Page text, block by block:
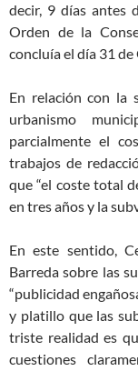
decir, 9 días antes
Orden de la
concluía el día 31
En relación con la
urbanismo
parcialmente el
trabajos de
que “el coste total
en tres años y la
En este sentido,
Barreda sobre las
“publicidad
y platillo que las
triste realidad es
cuestiones